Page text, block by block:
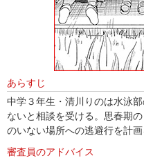
あらすじ
中学３年生・清川りのは水泳
ないと相談を受ける。思春期
のいない場所への逃避行を計
審査員のアドバイス